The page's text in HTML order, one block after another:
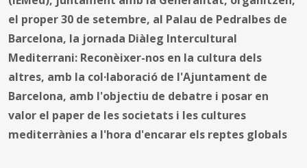
el proper 30 de setembre, al Palau de Pedralbes de
Barcelona, la jornada Diàleg Intercultural
Mediterrani: Reconèixer-nos en la cultura dels
altres, amb la col·laboració de l'Ajuntament de
Barcelona, amb l'objectiu de debatre i posar en
valor el paper de les societats i les cultures
mediterrànies a l'hora d'encarar els reptes globals